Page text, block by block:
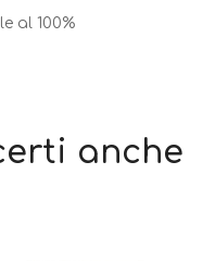
al 100%
anche